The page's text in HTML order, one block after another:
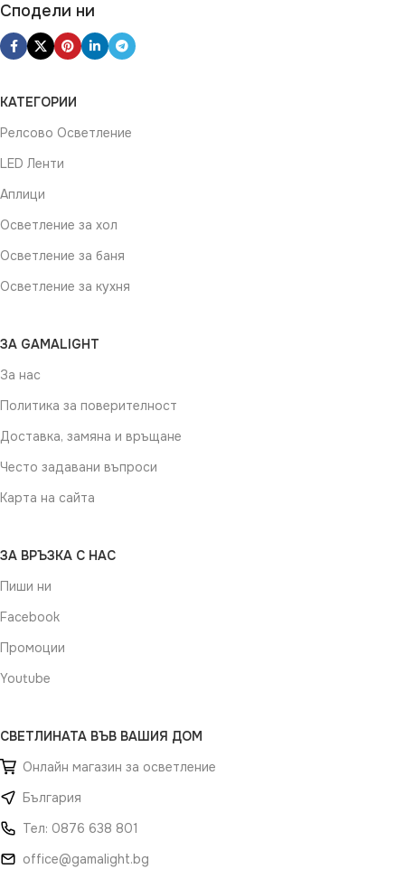
ДИМИРАНЕ
Сподели ни
КАТЕГОРИИ
Релсово Осветление
LED Ленти
Аплици
Осветление за хол
Осветление за баня
Осветление за кухня
ЗА GAMALIGHT
За нас
Политика за поверителност
Доставка, замяна и връщане
Често задавани въпроси
Карта на сайта
ЗА ВРЪЗКА С НАС
Пиши ни
Facebook
Промоции
Youtube
СВЕТЛИНАТА ВЪВ ВАШИЯ ДОМ
Онлайн магазин за осветление
България
Тел: 0876 638 801
office@gamalight.bg